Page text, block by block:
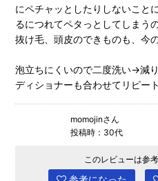
にペチャッとしたりしないこと
るにつれてペタっとしてしまう
抜け毛、頭皮のできものも、今
泡立ちにくいので二度洗い→減
ディショナーも合わせてリピー
momojinさん
投稿時：30代
このレビューは参